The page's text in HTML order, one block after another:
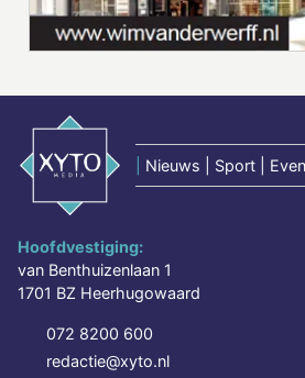
Nieuws | Sport |
Hoofdvestiging:
van Benthuizenlaan 1
1701 BZ Heerhugowaard
072 8200 600
redactie@xyto.nl